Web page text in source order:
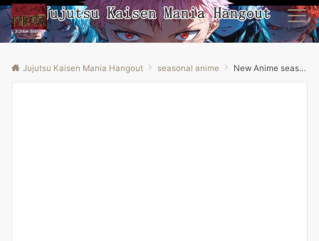
Menu
Jujutsu Kaisen Mania Hangout seasonal anime New Anime season 2 update!! | Clash Of Clans